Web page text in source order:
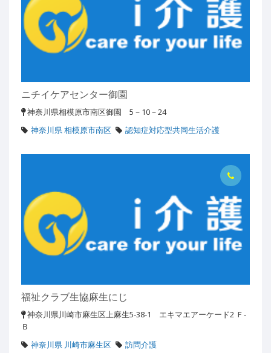
ニチイケアセンター御園
神奈川県相模原市南区御園 5－10－24
神奈川県 相模原市南区
認知症対応型共同生活介護
福祉クラブ生協麻生にじ
神奈川県川崎市麻生区上麻生5-38-1 エキマエアーケード2 Ｆ-
Ｂ
神奈川県 川崎市麻生区
訪問介護